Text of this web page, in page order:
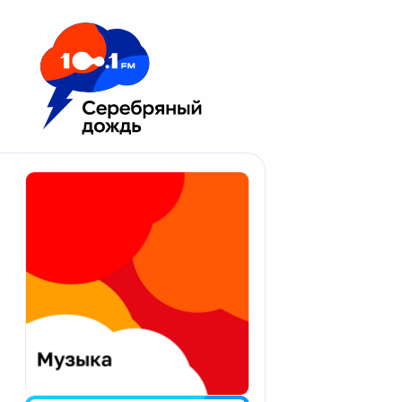
Москва 100.1 FM
Апатиты
Екатеринбург
Калининград
Калуга